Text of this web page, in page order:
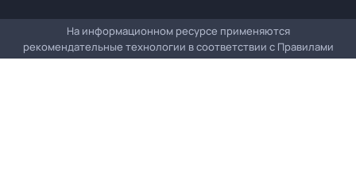
На информационном ресурсе применяются
рекомендательные технологии в соответствии с Правилами